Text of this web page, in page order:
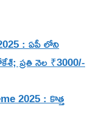
: ఏపీ లోని
ప్రతి నెల ₹3000/-
2025 : కొత్త